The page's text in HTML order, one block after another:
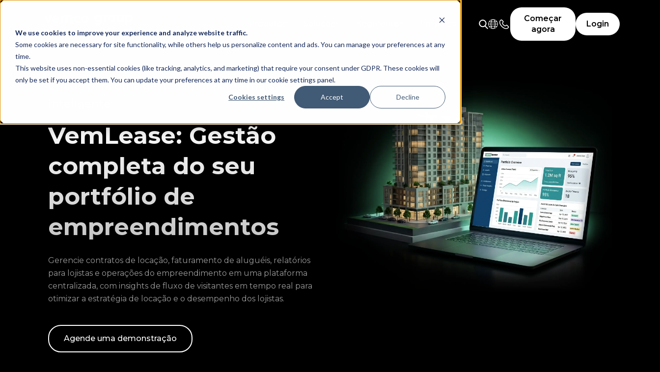
We use cookies to improve your experience and analyze website traffic.
Some cookies are necessary for site functionality, while others help us personalize content and ads. You can manage your preferences at any
time.
This website uses non-essential cookies (like tracking, analytics, and marketing) that require your consent under GDPR. These cookies will
only be set if you accept them. You can update your preferences at any time in our cookie settings panel.
Cookies settings Accept Decline
Empresa
Começar
agora
Login
Criado para uma gestão imobiliária mais
VemLease: Gestão
completa do seu
portfólio de
empreendimentos
Gerencie contratos de locação, faturamento de aluguéis, relatórios
para lojistas e operações do empreendimento em uma plataforma
centralizada, com insights de fluxo de visitantes em tempo real para
otimizar a estratégia de locação e o desempenho dos lojistas.
Agende uma demonstração